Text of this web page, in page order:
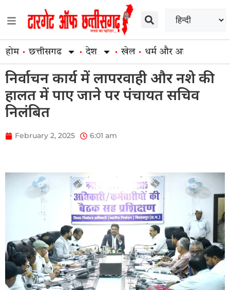
होम छत्तीसगढ देश खेल धर्म और आस्था
निर्वाचन कार्य में लापरवाही और नशे की
हालत में पाए जाने पर पंचायत सचिव
निलंबित
February 2, 2025 6:01 am